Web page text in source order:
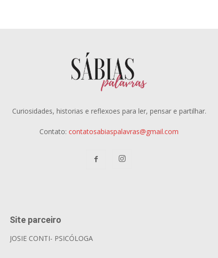
Curiosidades, historias e reflexoes para ler, pensar e partilhar.
Contato: contatosabiaspalavras@gmail.com
Site parceiro
JOSIE CONTI- PSICÓLOGA